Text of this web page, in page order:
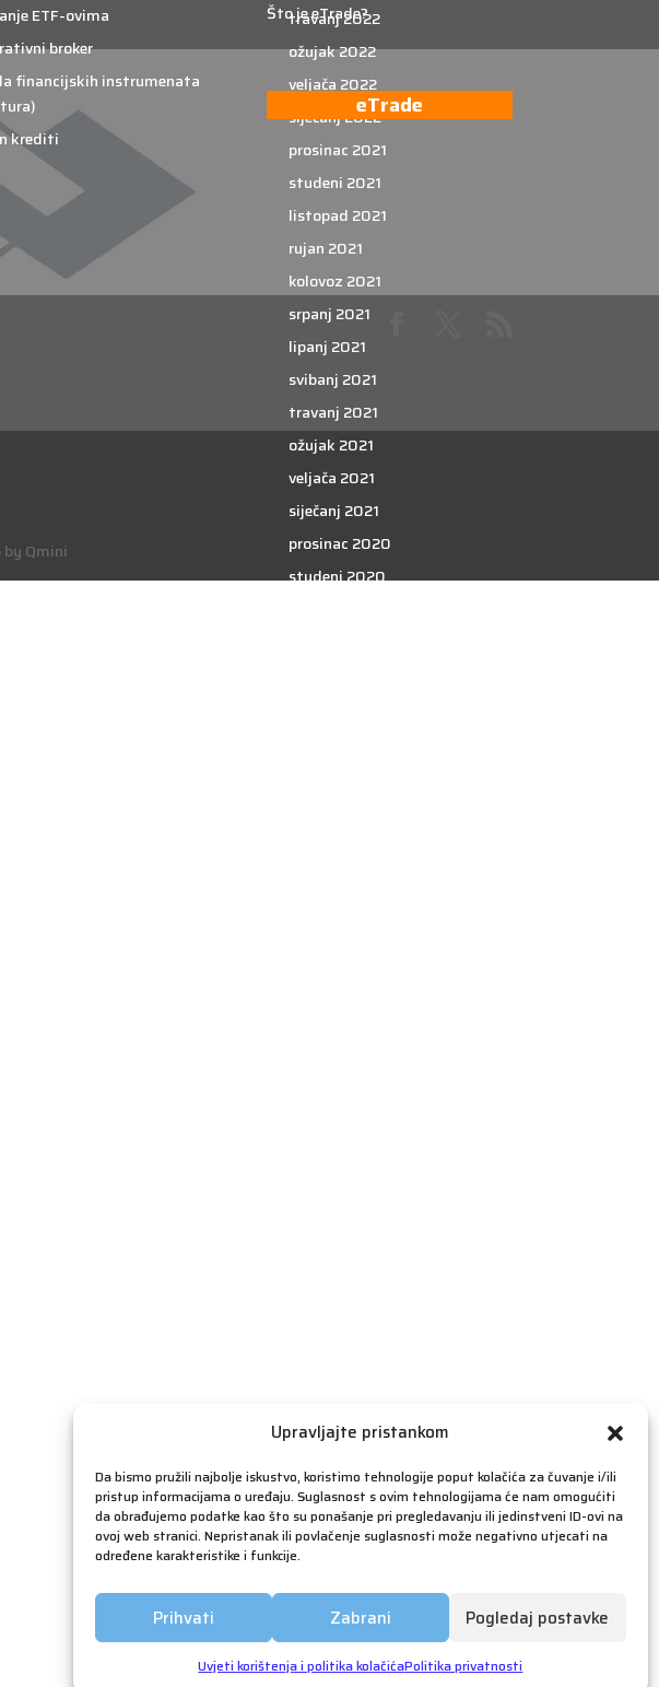
Upravljajte pristankom
Da bismo pružili najbolje iskustvo, koristimo tehnologije poput kolačića za čuvanje i/ili
pristup informacijama o uređaju. Suglasnost s ovim tehnologijama će nam omogućiti
da obrađujemo podatke kao što su ponašanje pri pregledavanju ili jedinstveni ID-ovi na
ovoj web stranici. Nepristanak ili povlačenje suglasnosti može negativno utjecati na
određene karakteristike i funkcije.
Prihvati Zabrani Pogledaj postavke
Uvjeti korištenja i politika kolačićaPolitika privatnosti
travanj 2022
ožujak 2022
veljača 2022
siječanj 2022
prosinac 2021
studeni 2021
listopad 2021
rujan 2021
kolovoz 2021
srpanj 2021
lipanj 2021
svibanj 2021
travanj 2021
ožujak 2021
veljača 2021
siječanj 2021
prosinac 2020
studeni 2020
rujan 2018
srpanj 2018
lipanj 2018
svibanj 2018
ožujak 2018
siječanj 2018
prosinac 2017
ETF-ovima
broker
financijskih instrumenata
krediti
Što je eTrade?
eTrade
Qmini